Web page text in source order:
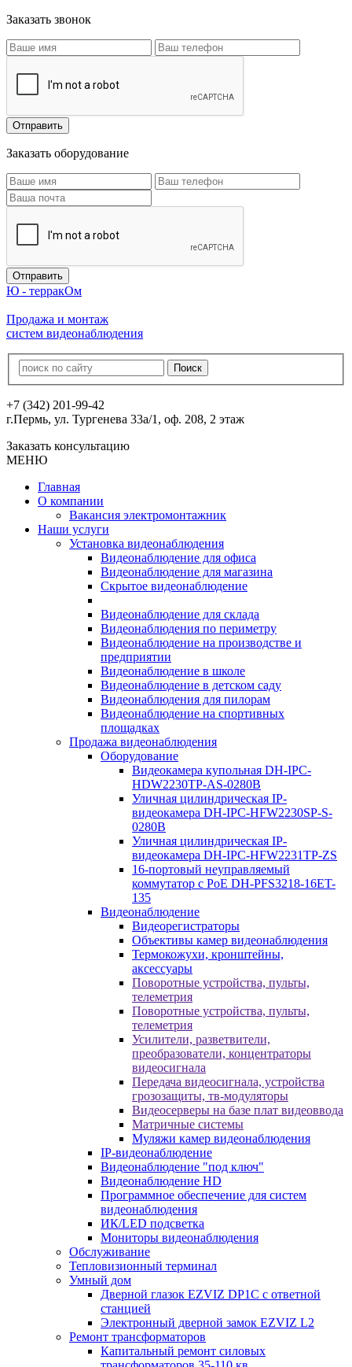
Заказать звонок
Заказать оборудование
Ю - терракОм
Продажа и монтаж
систем видеонаблюдения
+7 (342) 201-99-42
г.Пермь, ул. Тургенева 33а/1, оф. 208, 2 этаж
Заказать консультацию
МЕНЮ
Главная
О компании
Вакансия электромонтажник
Наши услуги
Установка видеонаблюдения
Видеонаблюдение для офиса
Видеонаблюдение для магазина
Скрытое видеонаблюдение
Видеонаблюдение для склада
Видеонаблюдения по периметру
Видеонаблюдение на производстве и
предприятии
Видеонаблюдение в школе
Видеонаблюдение в детском саду
Видеонаблюдения для пилорам
Видеонаблюдение на спортивных
площадках
Продажа видеонаблюдения
Оборудование
Видеокамера купольная DH-IPC-
HDW2230TP-AS-0280B
Уличная цилиндрическая IP-
видеокамера DH-IPC-HFW2230SP-S-
0280B
Уличная цилиндрическая IP-
видеокамера DH-IPC-HFW2231TP-ZS
16-портовый неуправляемый
коммутатор с РоЕ DH-PFS3218-16ET-
135
Видеонаблюдение
Видеорегистраторы
Объективы камер видеонаблюдения
Термокожухи, кронштейны,
аксессуары
Поворотные устройства, пульты,
телеметрия
Поворотные устройства, пульты,
телеметрия
Усилители, разветвители,
преобразователи, концентраторы
видеосигнала
Передача видеосигнала, устройства
грозозащиты, тв-модуляторы
Видеосерверы на базе плат видеоввода
Матричные системы
Муляжи камер видеонаблюдения
IP-видеонаблюдение
Видеонаблюдение "под ключ"
Видеонаблюдение HD
Программное обеспечение для систем
видеонаблюдения
ИК/LED подсветка
Мониторы видеонаблюдения
Обслуживание
Тепловизионный терминал
Умный дом
Дверной глазок EZVIZ DP1C с ответной
станцией
Электронный дверной замок EZVIZ L2
Ремонт трансформаторов
Капитальный ремонт силовых